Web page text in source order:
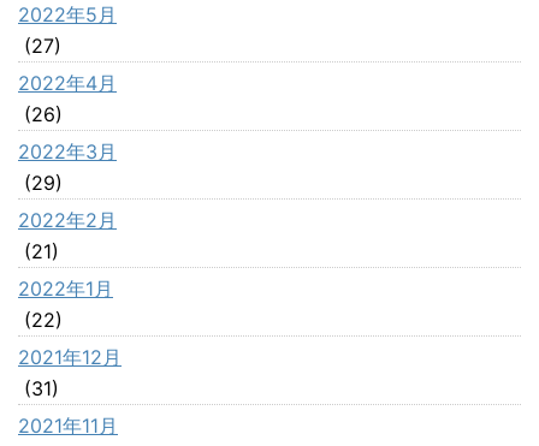
2022年5月
(27)
2022年4月
(26)
2022年3月
(29)
2022年2月
(21)
2022年1月
(22)
2021年12月
(31)
2021年11月